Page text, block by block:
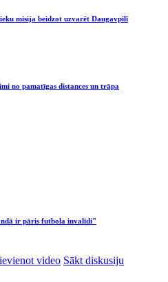
misija beidzot uzvarēt Daugavpilī
no pamatīgas distances un trāpa
ir pāris futbola invalīdi"
video Sākt diskusiju